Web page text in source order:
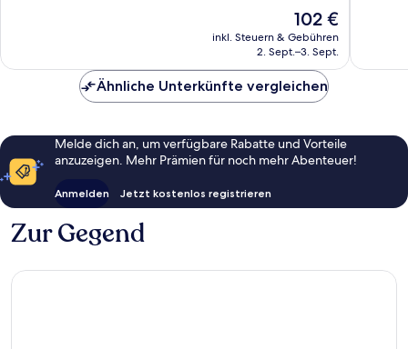
Der
Preis
beträgt
102 €
inkl. Steuern & Gebühren
2. Sept.–3. Sept.
Ähnliche Unterkünfte vergleichen
Melde dich an, um verfügbare Rabatte und Vorteile
anzuzeigen. Mehr Prämien für noch mehr Abenteuer!
Anmelden Jetzt kostenlos registrieren
Zur Gegend